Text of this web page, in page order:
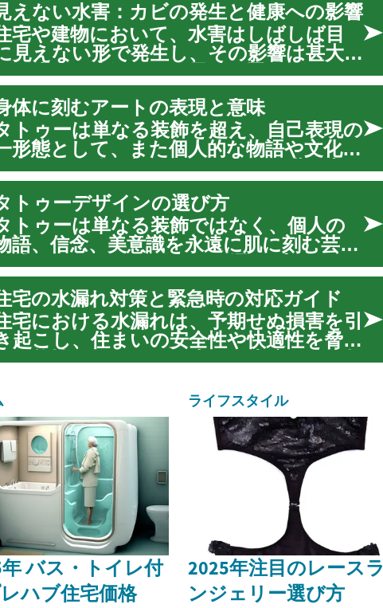
えない水害：カビの発生と健康への影響
宅や建物において、水害はしばしば目
見えない形で発生し、その影響は甚大で
。小さな水漏れや結露が放置されると、
がて構造的な損傷や、さらに深刻なカ
の発生につながる可能性があります。
ビは単なる見た目の問題に留まらず、
住者の健康に...
体に刻むアートの表現と意味
トゥーは単なる装飾を超え、自己表現の
形態として、また個人的な物語や文化的
意味を身体に刻むアートとして世界中で
識されています。その歴史は古く、さ
ざまな文明や時代において、精神性、社
的地位、所属を示す手段として用いられ
きまし...
トゥーデザインの選び方
トゥーは単なる装飾ではなく、個人の
語、信念、美意識を永遠に肌に刻む芸術
式です。そのデザインを選ぶプロセス
、自己表現の旅の始まりであり、深く個
的な意味を持つものとなります。無数
スタイル、モチーフ、技術が存在する
で、自分にと...
宅の水漏れ対策と緊急時の対応ガイド
宅における水漏れは、予期せぬ損害を引
起こし、住まいの安全性や快適性を脅か
可能性があります。小さな水滴から大規
傷、カビの発生、さらには健康問題にま
及ぶことがあります。このガイドで
、家庭で...
バス・トイレ付
ハブ住宅価格
ライフスタイル
2025年注目のレースラ
ンジェリー選び方